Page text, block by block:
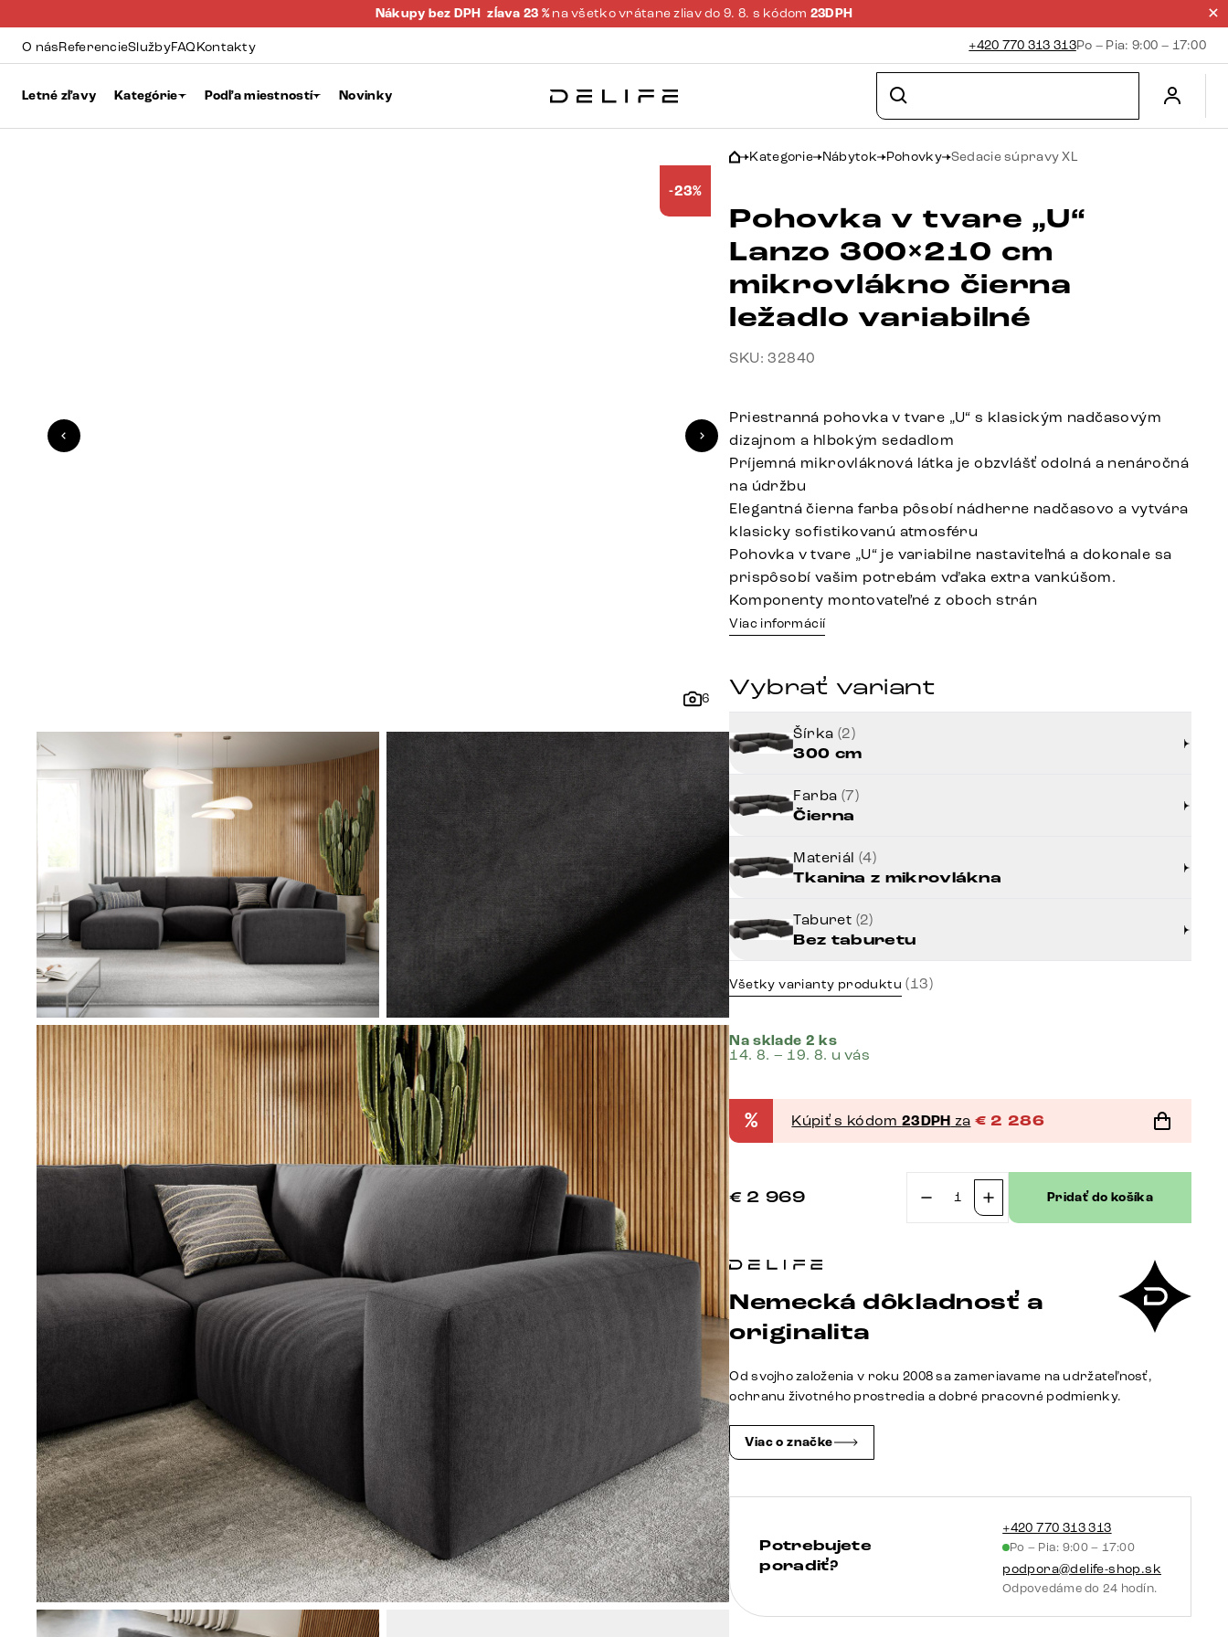
Nákupy bez DPH zĺava 23 % na všetko vrátane zliav do 9. 8. s kódom 23DPH
O násReferencieSlužbyFAQKontakty +420 770 313 313Po – Pia: 9:00 – 17:00
Letné zľavy Kategórie Podľa miestností Novinky
6
-23%
Kategorie Nábytok Pohovky Sedacie súpravy XL
Pohovka v tvare „U“
Lanzo 300×210 cm
mikrovlákno čierna
ležadlo variabilné
SKU: 32840
Priestranná pohovka v tvare „U“ s klasickým nadčasovým
dizajnom a hlbokým sedadlom
Príjemná mikrovláknová látka je obzvlášť odolná a nenáročná
na údržbu
Elegantná čierna farba pôsobí nádherne nadčasovo a vytvára
klasicky sofistikovanú atmosféru
Pohovka v tvare „U“ je variabilne nastaviteľná a dokonale sa
prispôsobí vašim potrebám vďaka extra vankúšom.
Komponenty montovateľné z oboch strán
Viac informácií
Vybrať variant
Šírka (2)
300 cm
Farba (7)
Čierna
Materiál (4)
Tkanina z mikrovlákna
Taburet (2)
Bez taburetu
Všetky varianty produktu (13)
Na sklade 2 ks
14. 8. – 19. 8. u vás
% Kúpiť s kódom 23DPH za € 2 286
€ 2 969
množstvo
"U"
cm
mikrovlákno
Pridať do košíka
Nemecká dôkladnosť a
originalita
Od svojho založenia v roku 2008 sa zameriavame na udržateľnosť,
ochranu životného prostredia a dobré pracovné podmienky.
Viac o značke
Potrebujete
poradiť?
+420 770 313 313
Po – Pia: 9:00 – 17:00
podpora@delife-shop.sk
Odpovedáme do 24 hodín.